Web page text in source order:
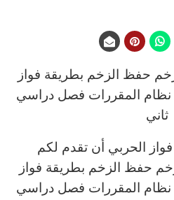
حفظ الزخم بطريقة فواز
الحربي مادة الفيزياء 2 نظام المقررات فصل دراسي
ثاني
الحربي أن تقدم لكم
حفظ الزخم بطريقة فواز
الحربي مادة الفيزياء 2 نظام المقررات فصل دراسي